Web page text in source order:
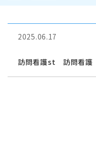
2025.06.17
訪問看護st 訪問看護